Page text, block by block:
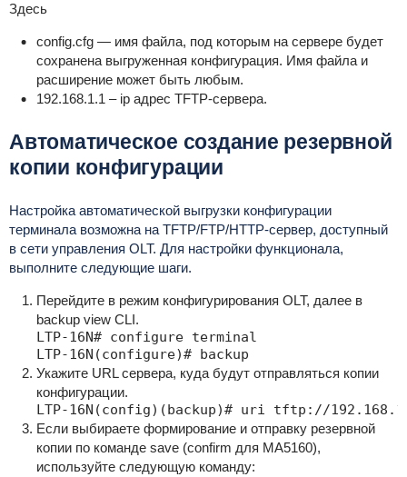
Здесь
config.cfg — имя файла, под которым на сервере будет
сохранена выгруженная конфигурация. Имя файла и
расширение может быть любым.
192.168.1.1 – ip адрес TFTP-сервера.
Автоматическое создание резервной
копии конфигурации
Настройка автоматической выгрузки конфигурации
терминала возможна на TFTP/FTP/HTTP-сервер, доступный
в сети управления OLT. Для настройки функционала,
выполните следующие шаги.
Перейдите в режим конфигурирования OLT, далее в
backup view CLI.
LTP-16N# configure terminal
LTP-16N(configure)# backup
Укажите URL сервера, куда будут отправляться копии
конфигурации.
LTP-16N(config)(backup)# uri tftp://
Если выбираете формирование и отправку резервной
копии по команде save (confirm для MA5160),
используйте следующую команду: